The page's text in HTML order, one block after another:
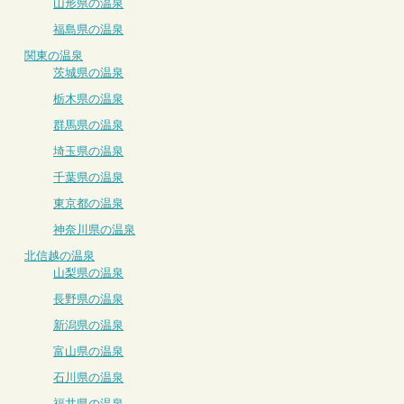
山形県の温泉
福島県の温泉
関東の温泉
茨城県の温泉
栃木県の温泉
群馬県の温泉
埼玉県の温泉
千葉県の温泉
東京都の温泉
神奈川県の温泉
北信越の温泉
山梨県の温泉
長野県の温泉
新潟県の温泉
富山県の温泉
石川県の温泉